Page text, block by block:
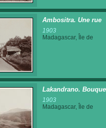
Ambositra. Une rue
1903
Madagascar, Île de
Lakandrano.
1903
Madagascar, Île de